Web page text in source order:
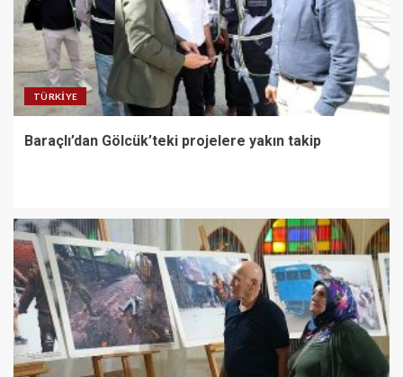
TÜRKIYE
Baraçlı’dan Gölcük’teki projelere yakın takip